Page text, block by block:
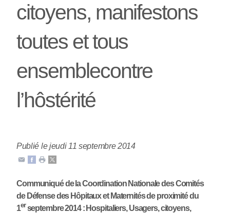
citoyens, manifestons
toutes et tous
ensemblecontre
l’hôstérité
Publié le jeudi 11 septembre 2014
Communiqué de la Coordination Nationale des Comités
de Défense des Hôpitaux et Maternités de proximité du
1er septembre 2014 : Hospitaliers, Usagers, citoyens,